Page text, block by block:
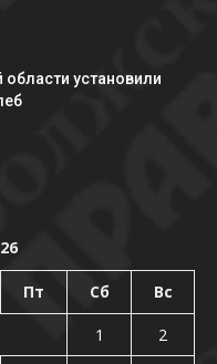
области установили
Пт Сб Вс
1
2